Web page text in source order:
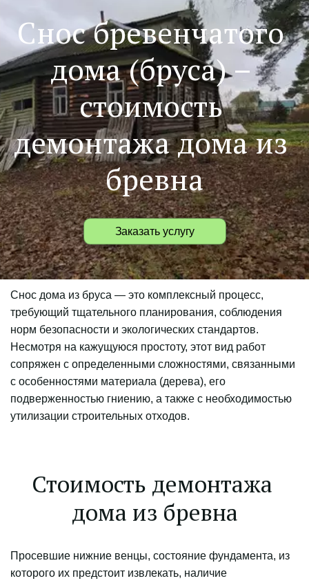
Снос бревенчатого
дома (бруса) –
стоимость
демонтажа дома из
бревна
Заказать услугу
Снос дома из бруса — это комплексный процесс,
требующий тщательного планирования, соблюдения
норм безопасности и экологических стандартов.
Несмотря на кажущуюся простоту, этот вид работ
сопряжен с определенными сложностями, связанными
с особенностями материала (дерева), его
подверженностью гниению, а также с необходимостью
утилизации строительных отходов.
Стоимость демонтажа
дома из бревна
Просевшие нижние венцы, состояние фундамента, из
которого их предстоит извлекать, наличие